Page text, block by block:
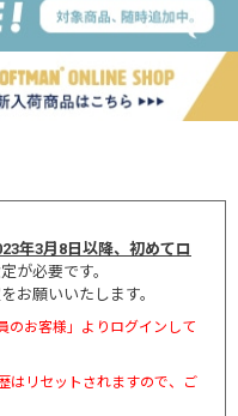
年3月8日以降、初めてロ
が必要です。
お願いいたします。
お客様」よりログインして
はリセットされますので、ご